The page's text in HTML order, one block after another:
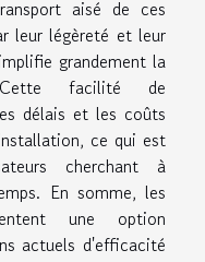
aisé de ces
leur légèreté et leur
grandement la
Cette facilité de
délais et les coûts
ce qui est
cherchant à
En somme, les
une option
actuels d'efficacité